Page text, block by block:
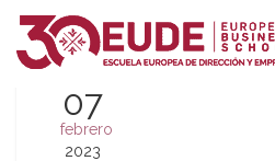
07
febrero
2023